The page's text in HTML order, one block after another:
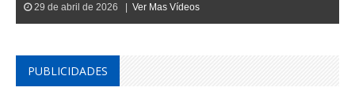
29 de abril de 2026 | Ver Mas Vídeos
PUBLICIDADES